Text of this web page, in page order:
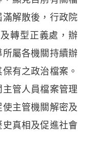
解散後，行政院
轉型正義處，辦
屬各機關持續辦
有之政治檔案。
管人員檔案管理
主管機關解密及
真相及促進社會